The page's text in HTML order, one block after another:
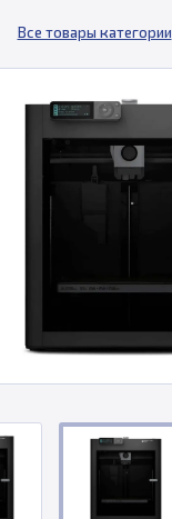
Все товары категории